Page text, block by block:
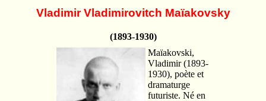
Vladimir Vladimirovitch Maïakovsky
(1893-1930)
Maïakovski,
Vladimir (1893-
1930), poète et
dramaturge
futuriste. Né en